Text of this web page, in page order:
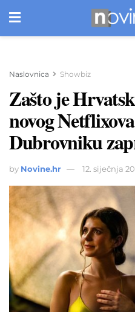
Naslovnica Showbiz
Zašto je
novog
Dubrovniku
by Novine.hr 12. siječnja